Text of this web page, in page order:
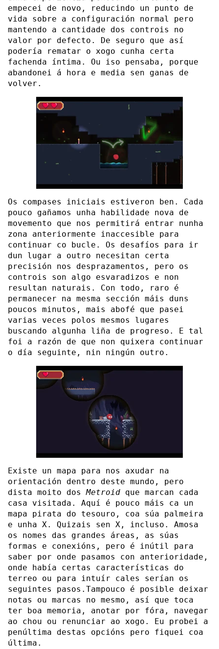
empecei de novo, reducindo un punto de
vida sobre a configuración normal pero
mantendo a cantidade dos controis no
valor por defecto. De seguro que así
podería rematar o xogo cunha certa
fachenda íntima. Ou iso pensaba, porque
abandonei á hora e media sen ganas de
volver.
Os compases iniciais estiveron ben. Cada
pouco gañamos unha habilidade nova de
movemento que nos permitirá entrar nunha
zona anteriormente inaccesible para
continuar co bucle. Os desafíos para ir
dun lugar a outro necesitan certa
precisión nos desprazamentos, pero os
controis son algo esvaradizos e non
resultan naturais. Con todo, raro é
permanecer na mesma sección máis duns
poucos minutos, mais abofé que pasei
varias veces polos mesmos lugares
buscando algunha liña de progreso. E tal
foi a razón de que non quixera continuar
o día seguinte, nin ningún outro.
Existe un mapa para nos axudar na
orientación dentro deste mundo, pero
dista moito dosMetroid que marcan cada
casa visitada. Aquí é pouco máis ca un
mapa pirata do tesouro, coa súa palmeira
e unha X. Quizais sen X, incluso. Amosa
os nomes das grandes áreas, as súas
formas e conexións, pero é inútil para
saber por onde pasamos con anterioridade,
onde había certas características do
terreo ou para intuír cales serían os
seguintes pasos.Tampouco é posible deixar
notas ou marcas no mesmo, así que toca
ter boa memoria, anotar por fóra, navegar
ao chou ou renunciar ao xogo. Eu probei a
penúltima destas opcións pero fiquei coa
última.